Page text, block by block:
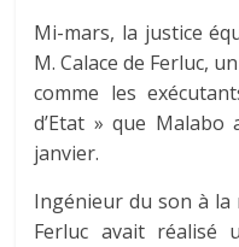
Mi-mars, la justice
M. Calace de Ferluc,
comme les
d’Etat » que
janvier.
Ingénieur du son à la
Ferluc avait réalisé